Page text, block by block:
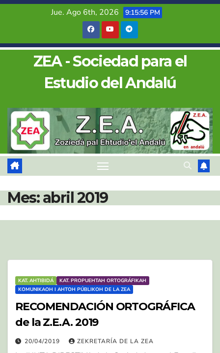
Saltar
Jue. Ago 6th, 2026 9:15:57 PM
ZEA - Sociedad para el
Estudio del Andalú
Mes:abril 2019
KAT. AHTIBIDÁ
KAT. PROPUEHTAH ORTOGRÁFIKAH
KOMUNIKAOH I AHTOH PÚBLIKOH DE LA ZEA
RECOMENDACIÓN ORTOGRÁFICA
de la Z.E.A. 2019
20/04/2019 ZEKRETARÍA DE LA ZEA